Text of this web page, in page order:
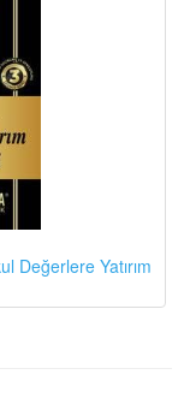
Değerlere Yatırım